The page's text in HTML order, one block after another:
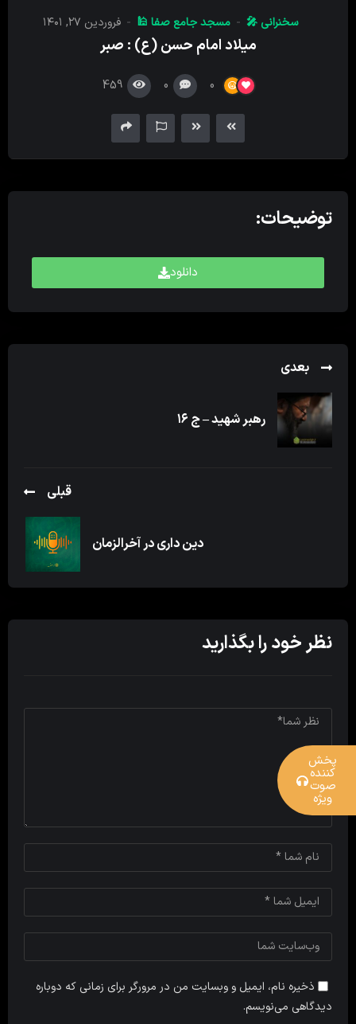
سخنرانی 🎤 مسجد جامع صفا 🕌 فروردین ۲۷, ۱۴۰۱
میلاد امام حسن (ع) : صبر
0
0
459
توضیحات:
دانلود
بعدی
رهبر شهید – ج ۱۶
قبلی
دین داری در آخرالزمان
نظر خود را بگذارید
ذخیره نام، ایمیل و وبسایت من در مرورگر برای زمانی که دوباره
دیدگاهی می‌نویسم.
پخش
کننده
صوت
ویژه